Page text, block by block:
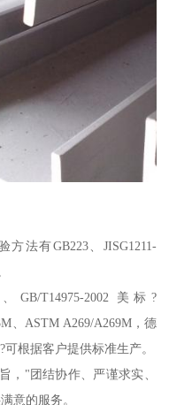
法有GB223、JISG1211-
GB/T14975-2002 美标?
、ASTM A269/A269M，德
根据客户提供标准生产。
，"团结协作、严谨求实、
意的服务。